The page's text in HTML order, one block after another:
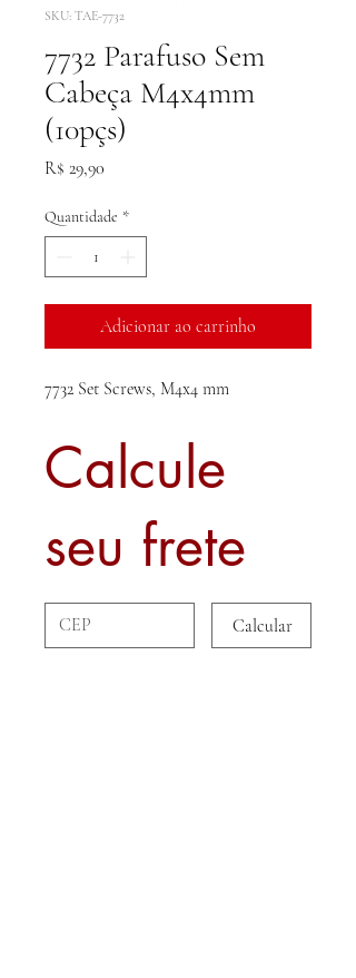
SKU: TAE-7732
7732 Parafuso Sem
Cabeça M4x4mm
(10pçs)
R$ 29,90
Quantidade *
Adicionar ao carrinho
7732 Set Screws, M4x4 mm
Calcule
seu frete
Calcular